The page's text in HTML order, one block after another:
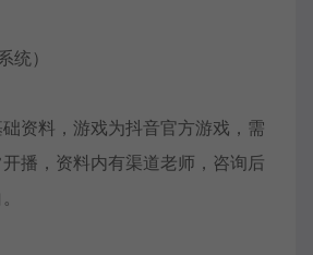
统）
资料，游戏为抖音官方游戏，需
播，资料内有渠道老师，咨询后